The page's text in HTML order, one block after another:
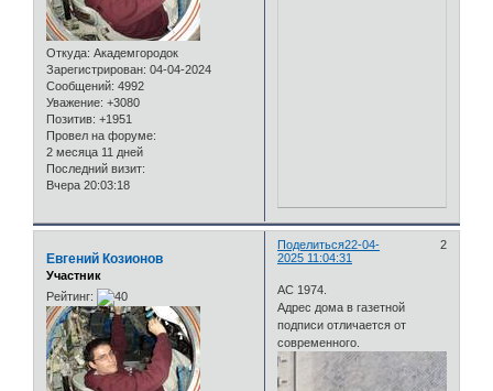
Откуда: Академгородок
Зарегистрирован: 04-04-2024
Сообщений: 4992
Уважение: +3080
Позитив: +1951
Провел на форуме:
2 месяца 11 дней
Последний визит:
Вчера 20:03:18
Поделиться 2
22-04-
2025 11:04:31
Евгений Козионов
Участник
Рейтинг:
АС 1974.
Адрес дома в газетной
подписи отличается от
современного.